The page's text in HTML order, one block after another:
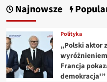
roku.
Najnowsze
Polityka
„Polski aktor
Francja
demokracja'”